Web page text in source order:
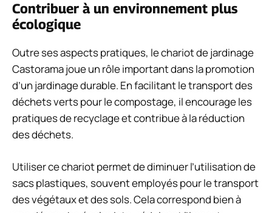
Contribuer à un environnement plus
écologique
Outre ses aspects pratiques, le chariot de jardinage
Castorama joue un rôle important dans la promotion
d’un jardinage durable. En facilitant le transport des
déchets verts pour le compostage, il encourage les
pratiques de recyclage et contribue à la réduction
des déchets.
Utiliser ce chariot permet de diminuer l’utilisation de
sacs plastiques, souvent employés pour le transport
des végétaux et des sols. Cela correspond bien à